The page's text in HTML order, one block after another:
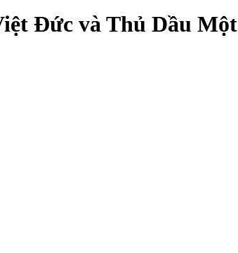
Đức và Thủ Dầu Một